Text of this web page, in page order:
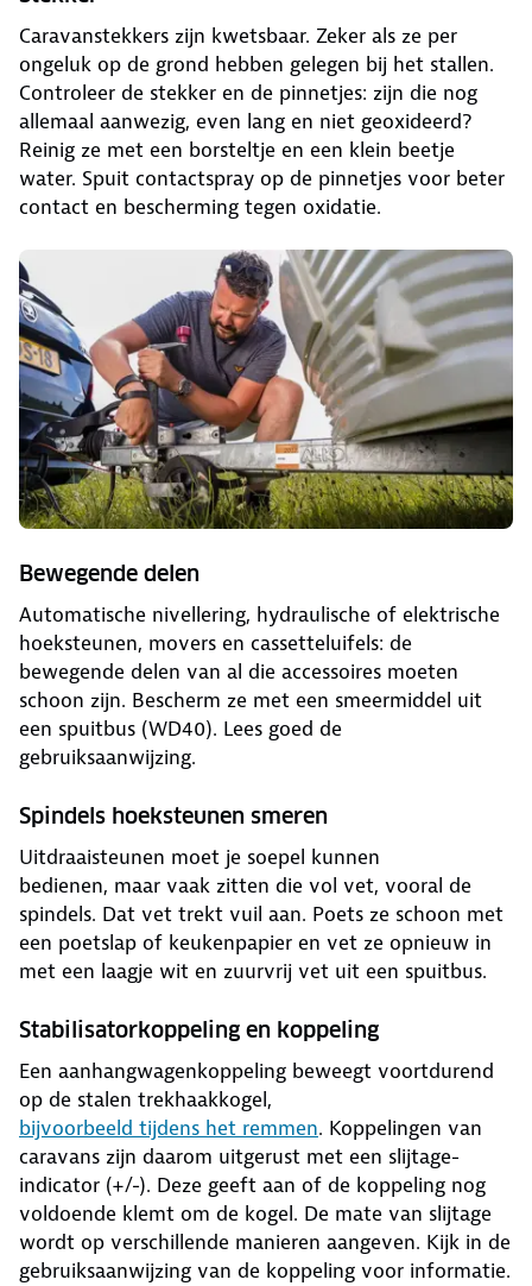
Caravanstekkers zijn kwetsbaar. Zeker als ze per
ongeluk op de grond hebben gelegen bij het stallen.
Controleer de stekker en de pinnetjes: zijn die nog
allemaal aanwezig, even lang en niet geoxideerd?
Reinig ze met een borsteltje en een klein beetje
water. Spuit contactspray op de pinnetjes voor beter
contact en bescherming tegen oxidatie.
Bewegende delen
Automatische nivellering, hydraulische of elektrische
hoeksteunen, movers en cassetteluifels: de
bewegende delen van al die accessoires moeten
schoon zijn. Bescherm ze met een smeermiddel uit
een spuitbus (WD40). Lees goed de
gebruiksaanwijzing.
Spindels hoeksteunen smeren
Uitdraaisteunen moet je soepel kunnen
bedienen, maar vaak zitten die vol vet, vooral de
spindels. Dat vet trekt vuil aan. Poets ze schoon met
een poetslap of keukenpapier en vet ze opnieuw in
met een laagje wit en zuurvrij vet uit een spuitbus.
Stabilisatorkoppeling en koppeling
Een aanhangwagenkoppeling beweegt voortdurend
op de stalen trekhaakkogel,
bijvoorbeeld tijdens het remmen. Koppelingen van
caravans zijn daarom uitgerust met een slijtage-
indicator (+/-). Deze geeft aan of de koppeling nog
voldoende klemt om de kogel. De mate van slijtage
wordt op verschillende manieren aangeven. Kijk in de
gebruiksaanwijzing van de koppeling voor informatie.